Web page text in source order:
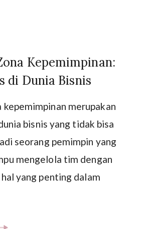
Kepemimpinan:
di Dunia Bisnis
kepemimpinan merupakan
bisnis yang tidak bisa
seorang pemimpin yang
mengelola tim dengan
yang penting dalam